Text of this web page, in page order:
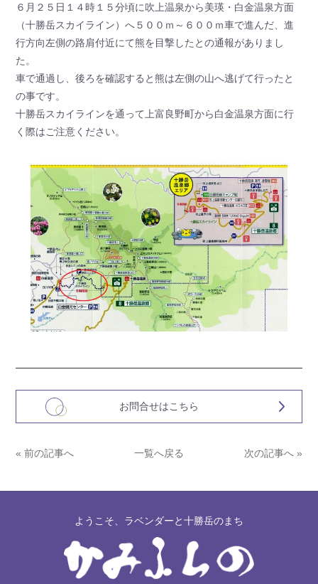
６月２５日１４時１５分頃に吹上温泉から美瑛・白金温泉方面
（十勝岳スカイライン）へ５００ｍ～６００ｍ車で進んだ、進
行方向左側の路肩付近にて熊を目撃したとの通報がありまし
た。
車で通過し、後ろを確認すると熊は左側の山へ逃げて行ったと
の事です。
十勝岳スカイラインを通って上富良野町から白金温泉方面に行
く際はご注意ください。
お問合せはこちら
« 前の記事へ 一覧へ戻る 次の記事へ »
ようこそ、ラベンダーと十勝岳のまち